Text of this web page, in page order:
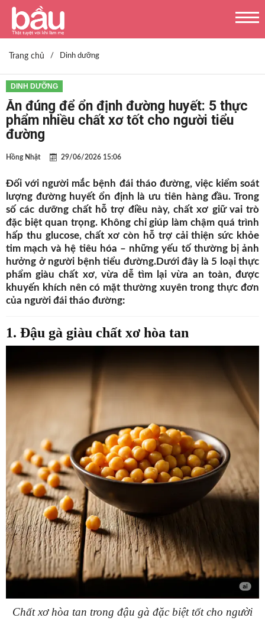
Trang chủ / Dinh dưỡng
DINH DƯỠNG
Ăn đúng để ổn định đường huyết: 5 thực
phẩm nhiều chất xơ tốt cho người tiểu
đường
Hồng Nhật 29/06/2026 15:06
Đối với người mắc bệnh đái tháo đường, việc kiểm soát
lượng đường huyết ổn định là ưu tiên hàng đầu. Trong
số các dưỡng chất hỗ trợ điều này, chất xơ giữ vai trò
đặc biệt quan trọng. Không chỉ giúp làm chậm quá trình
hấp thu glucose, chất xơ còn hỗ trợ cải thiện sức khỏe
tim mạch và hệ tiêu hóa – những yếu tố thường bị ảnh
hưởng ở người bệnh tiểu đường.Dưới đây là 5 loại thực
phẩm giàu chất xơ, vừa dễ tìm lại vừa an toàn, được
khuyến khích nên có mặt thường xuyên trong thực đơn
của người đái tháo đường:
1. Đậu gà giàu chất xơ hòa tan
Chất xơ hòa tan trong đậu gà đặc biệt tốt cho người